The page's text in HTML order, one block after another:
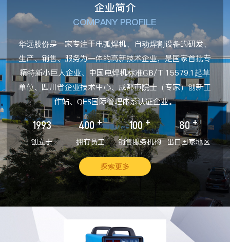
企业简介
COMPANY PROFILE
华远股份是一家专注于电弧焊机、自动焊割设备的研发、
生产、销售、服务为一体的高新技术企业，是国家首批专
精特新小巨人企业、中国电焊机标准GB/T 15579.1起草
单位、四川省企业技术中心、成都市院士（专家）创新工
作站、QES国际管理体系认证企业。
1993
创立于
400 +
拥有员工
100 +
销售服务机构
80 +
出口国家地区
探索更多